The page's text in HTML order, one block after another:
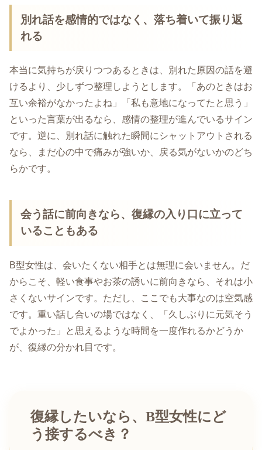
別れ話を感情的ではなく、落ち着いて振り返
れる
本当に気持ちが戻りつつあるときは、別れた原因の話を避
けるより、少しずつ整理しようとします。「あのときはお
互い余裕がなかったよね」「私も意地になってたと思う」
といった言葉が出るなら、感情の整理が進んでいるサイン
です。逆に、別れ話に触れた瞬間にシャットアウトされる
なら、まだ心の中で痛みが強いか、戻る気がないかのどち
らかです。
会う話に前向きなら、復縁の入り口に立って
いることもある
B型女性は、会いたくない相手とは無理に会いません。だ
からこそ、軽い食事やお茶の誘いに前向きなら、それは小
さくないサインです。ただし、ここでも大事なのは空気感
です。重い話し合いの場ではなく、「久しぶりに元気そう
でよかった」と思えるような時間を一度作れるかどうか
が、復縁の分かれ目です。
復縁したいなら、B型女性にど
う接するべき？